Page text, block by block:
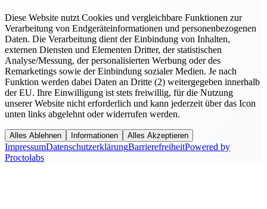
Diese Website nutzt Cookies und vergleichbare Funktionen zur
Verarbeitung von Endgeräteinformationen und personenbezogenen
Daten. Die Verarbeitung dient der Einbindung von Inhalten,
externen Diensten und Elementen Dritter, der statistischen
Analyse/Messung, der personalisierten Werbung oder des
Remarketings sowie der Einbindung sozialer Medien. Je nach
Funktion werden dabei Daten an Dritte (2) weitergegeben innerhalb
der EU. Ihre Einwilligung ist stets freiwillig, für die Nutzung
unserer Website nicht erforderlich und kann jederzeit über das Icon
unten links abgelehnt oder widerrufen werden.
Alles Ablehnen Informationen Alles Akzeptieren
ImpressumDatenschutzerklärungBarrierefreiheitPowered by
Proctolabs